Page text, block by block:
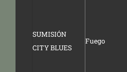
SUMISIÓN
CITY BLUES
Fuego